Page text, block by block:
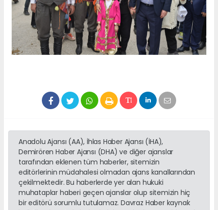
Anadolu Ajansı (AA), İhlas Haber Ajansı (İHA),
Demirören Haber Ajansı (DHA) ve diğer ajanslar
tarafından eklenen tüm haberler, sitemizin
editörlerinin müdahalesi olmadan ajans kanallarından
çekilmektedir. Bu haberlerde yer alan hukuki
muhataplar haberi geçen ajanslar olup sitemizin hiç
bir editörü sorumlu tutulamaz. Davraz Haber kaynak